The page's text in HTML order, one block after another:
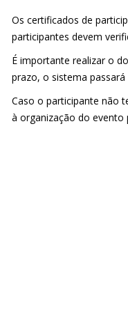
Os certificados de
participantes devem
É importante realizar o
prazo, o sistema
Caso o participante não
à organização do evento